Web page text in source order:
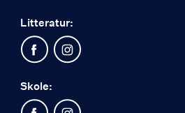
Litteratur:
Skole: